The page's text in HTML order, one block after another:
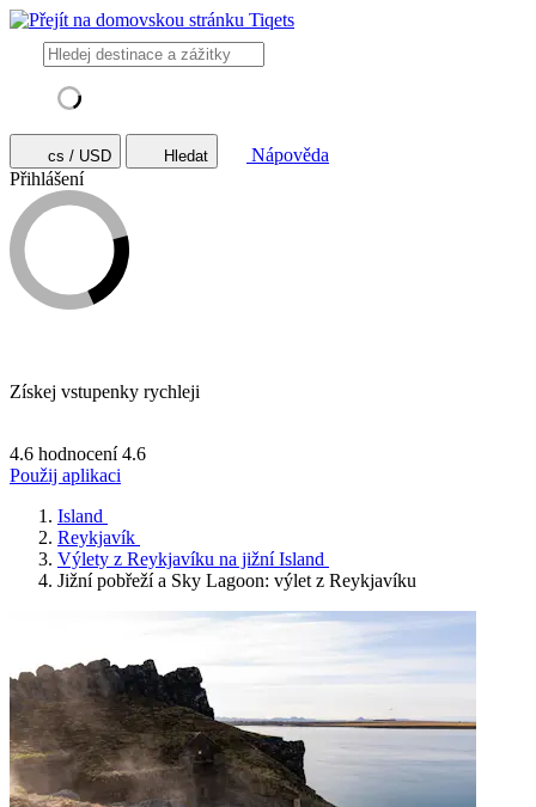
cs / USD Hledat
Nápověda
Přihlášení
Získej vstupenky rychleji
4.6 hodnocení 4.6
Použij aplikaci
Island
Reykjavík
Výlety z Reykjavíku na jižní Island
Jižní pobřeží a Sky Lagoon: výlet z Reykjavíku